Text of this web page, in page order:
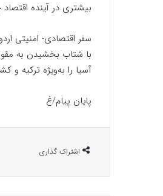
بیشتری در آینده
سفر اقتصادی- امنیتی
با شتاب بخشیدن به
آسیا را به‌ویژه ترکیه و
پایان پیام/غ
اشتراک گذاری